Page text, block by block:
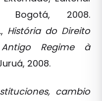
Bogotá, 2008.
História do Direito
Regime à
2008.
cambio